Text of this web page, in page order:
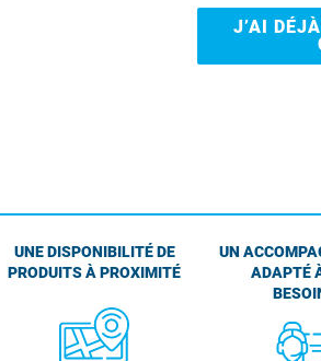
J’AI
UNE DISPONIBILITÉ DE
PRODUITS À PROXIMITÉ
UN
ADAPTÉ